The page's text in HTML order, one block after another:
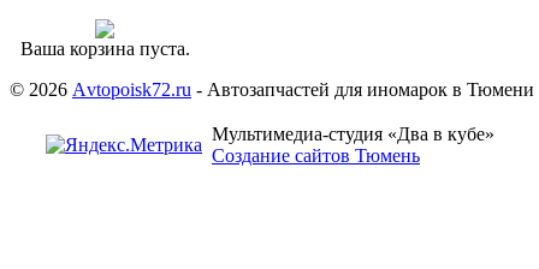
Ваша корзина пуста.
© 2026 Аvtopoisk72.ru - Автозапчастей для иномарок в Тюмени
Мультимедиа-студия «Два в кубе»
Создание сайтов Тюмень